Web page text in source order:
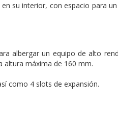
su interior, con espacio para
albergar un equipo de alto
altura máxima de 160 mm.
como 4 slots de expansión.